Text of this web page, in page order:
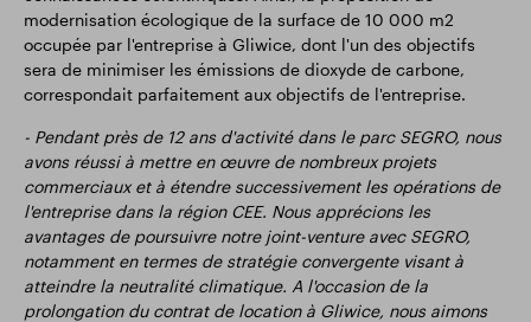
modernisation écologique de la surface de 10 000 m2
occupée par l'entreprise à Gliwice, dont l'un des objectifs
sera de minimiser les émissions de dioxyde de carbone,
correspondait parfaitement aux objectifs de l'entreprise.
- Pendant près de 12 ans d'activité dans le parc SEGRO, nous
avons réussi à mettre en œuvre de nombreux projets
commerciaux et à étendre successivement les opérations de
l'entreprise dans la région CEE. Nous apprécions les
avantages de poursuivre notre joint-venture avec SEGRO,
notamment en termes de stratégie convergente visant à
atteindre la neutralité climatique. A l'occasion de la
prolongation du contrat de location à Gliwice, nous aimons